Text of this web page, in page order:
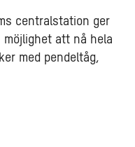
centralstation ger
att nå hela
med pendeltåg,